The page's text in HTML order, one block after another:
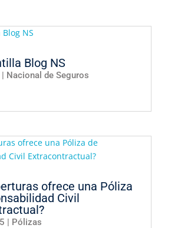
Blog NS
| Nacional de Seguros
ofrece una Póliza
Civil
| Pólizas